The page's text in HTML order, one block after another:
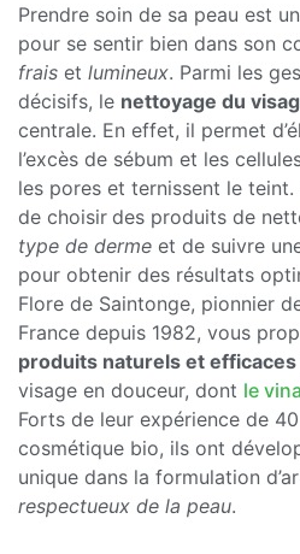
Prendre soin de sa peau est
pour se sentir bien dans son
frais et lumineux. Parmi les
décisifs, le nettoyage du
centrale. En effet, il permet
l’excès de sébum et les
les pores et ternissent le
de choisir des produits de
type de derme et de suivre
pour obtenir des résultats
Flore de Saintonge, pionnier
France depuis 1982, vous
produits naturels et efficaces
visage en douceur, dont le
Forts de leur expérience de
cosmétique bio, ils ont
unique dans la formulation
respectueux de la peau.